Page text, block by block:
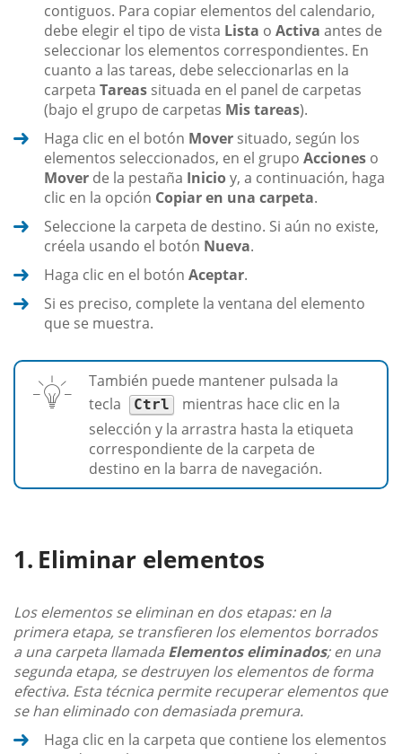
contiguos. Para copiar elementos del calendario,
debe elegir el tipo de vista Lista o Activa antes de
seleccionar los elementos correspondientes. En
cuanto a las tareas, debe seleccionarlas en la
carpeta Tareas situada en el panel de carpetas
(bajo el grupo de carpetas Mis tareas).
Haga clic en el botón Mover situado, según los
elementos seleccionados, en el grupo Acciones o
Mover de la pestaña Inicioy, a continuación, haga
clic en la opción Copiar en una carpeta.
Seleccione la carpeta de destino. Si aún no existe,
créela usando el botón Nueva.
Haga clic en el botón Aceptar.
Si es preciso, complete la ventana del elemento
que se muestra.
También puede mantener pulsada la
tecla
Ctrl
mientras hace clic en la
selección y la arrastra hasta la etiqueta
correspondiente de la carpeta de
destino en la barra de navegación.
Eliminar elementos
Los elementos se eliminan en dos etapas: en la
primera etapa, se transfieren los elementos borrados
a una carpeta llamada Elementos eliminados; en una
segunda etapa, se destruyen los elementos de forma
efectiva. Esta técnica permite recuperar elementos que
se han eliminado con demasiada premura.
Haga clic en la carpeta que contiene los elementos